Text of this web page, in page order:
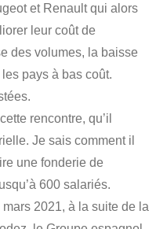
et Renault qui alors
leur coût de
des volumes, la baisse
pays à bas coût.
rencontre, qu’il
Je sais comment il
une fonderie de
600 salariés.
2021, à la suite de la